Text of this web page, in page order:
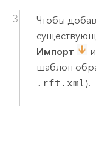
Чтобы
Импорт
шаблон
.rft.xml).